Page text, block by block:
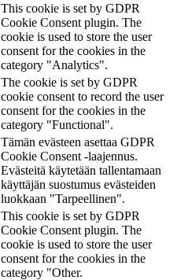
This cookie is set by GDPR
Cookie Consent plugin. The
cookie is used to store the user
consent for the cookies in the
category "Analytics".
The cookie is set by GDPR
cookie consent to record the user
consent for the cookies in the
category "Functional".
Tämän evästeen asettaa GDPR
Cookie Consent -laajennus.
Evästeitä käytetään tallentamaan
käyttäjän suostumus evästeiden
luokkaan "Tarpeellinen".
This cookie is set by GDPR
Cookie Consent plugin. The
cookie is used to store the user
consent for the cookies in the
category "Other.